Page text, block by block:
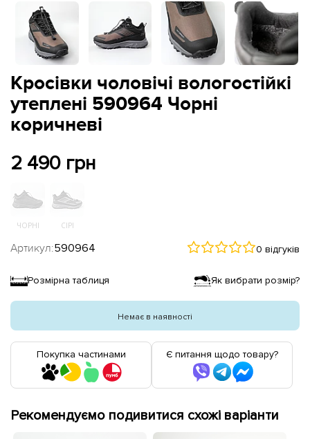
Кросівки чоловічі вологостійкі
утеплені 590964 Чорні
коричневі
2 490 грн
ЧОРНІ СІРІ
Артикул:590964 0 відгуків
Розмірна таблиця Як вибрати розмір?
Немає в наявності
Покупка частинами Є питання щодо товару?
Рекомендуємо подивитися схожі варіанти